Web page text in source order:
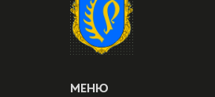
МЕНЮ